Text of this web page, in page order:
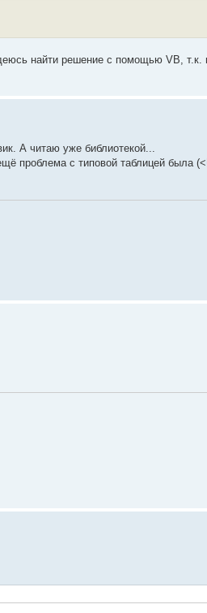
найти решение с помощью VB, т.к.
А читаю уже библиотекой...
проблема с типовой таблицей была